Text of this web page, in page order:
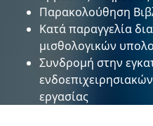
Παρακολούθηση
Κατά παραγγελία
µισθολογικών
Συνδροµή στην
εργασίας